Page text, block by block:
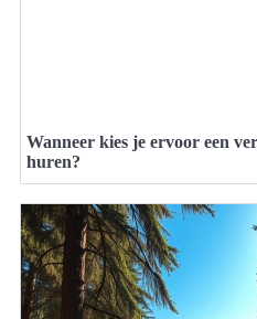
Wanneer kies je ervoor een
huren?